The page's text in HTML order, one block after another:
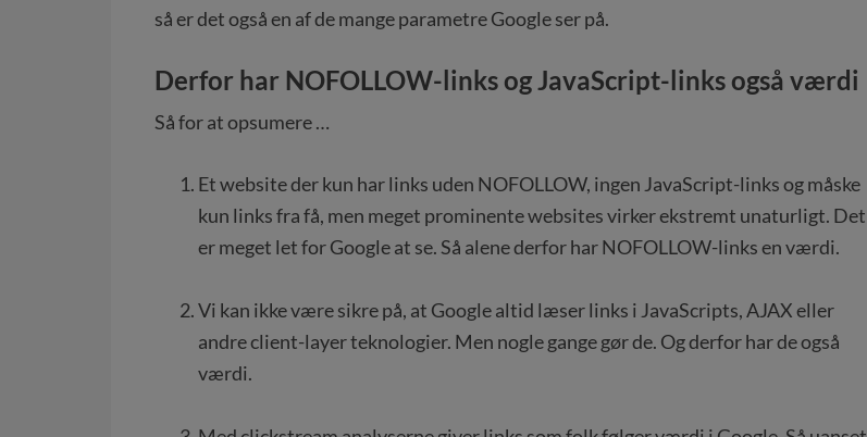
så er det også en af de mange parametre Google ser på.
Derfor har NOFOLLOW-links og JavaScript-links også værdi
Så for at opsumere …
Et website der kun har links uden NOFOLLOW, ingen JavaScript-links og måske
kun links fra få, men meget prominente websites virker ekstremt unaturligt. Det
er meget let for Google at se. Så alene derfor har NOFOLLOW-links en værdi.
Vi kan ikke være sikre på, at Google altid læser links i JavaScripts, AJAX eller
andre client-layer teknologier. Men nogle gange gør de. Og derfor har de også
værdi.